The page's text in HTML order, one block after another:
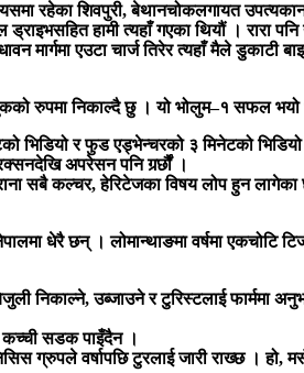
रहेका शिवपुरी, बेथानचोकलगायत
हामी त्यहाँ गएका थियौं । रारा
एउटा चार्ज तिरेर त्यहाँ मैले डुकाटी
रुपमा निकाल्दै छु । यो भोलुम–१ सफल
भिडियो र फुड एड्भेन्चरको ३ मिनेटको
अपरेसन पनि गर्र्छौं ।
सबै कल्चर, हेरिटेजका विषय लोप हुन
धेरै छन् । लोमान्थाङमा वर्षमा
निकाल्ने, उब्जाउने र टुरिस्टलाई फार्ममा
सडक पाइँदैन ।
ग्रुपले वर्षापछि टुरलाई जारी राख्छ ।